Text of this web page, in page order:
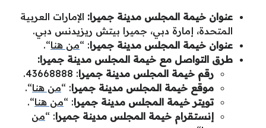
عنوان خيمة المجلس مدينة جميرا: الإمارات العربية
المتحدة، إمارة دبي، جميرا بيتش ريزيدنس دبي.
عنوان خيمة المجلس مدينة جميرا: “من هنا“.
طرق التواصل مع خيمة المجلس مدينة جميرا:
رقم خيمة المجلس مدينة جميرا: 43668888.
موقع خيمة المجلس مدينة جميرا: “من هنا“.
تويتر خيمة المجلس مدينة جميرا: “من هنا“.
إنستقرام خيمة المجلس مدينة جميرا: “من